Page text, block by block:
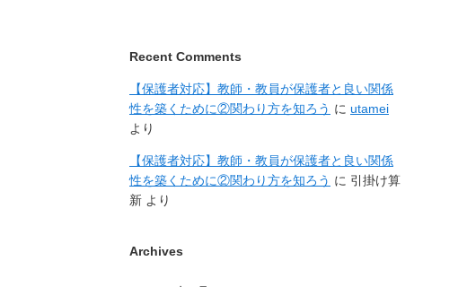
Recent Comments
【保護者対応】教師・教員が保護者と良い関係
性を築くために②関わり方を知ろう に utamei
より
【保護者対応】教師・教員が保護者と良い関係
性を築くために②関わり方を知ろう に 引掛け算
新 より
Archives